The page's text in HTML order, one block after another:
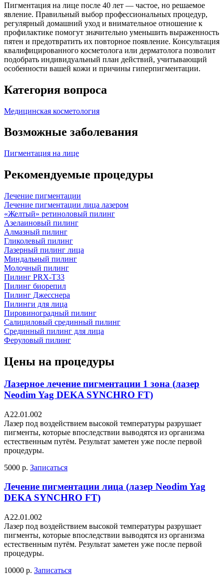
Пигментация на лице после 40 лет — частое, но решаемое
явление. Правильный выбор профессиональных процедур,
регулярный домашний уход и внимательное отношение к
профилактике помогут значительно уменьшить выраженность
пятен и предотвратить их повторное появление. Консультация
квалифицированного косметолога или дерматолога позволит
подобрать индивидуальный план действий, учитывающий
особенности вашей кожи и причины гиперпигментации.
Категория вопроса
Медицинская косметология
Возможные заболевания
Пигментация на лице
Рекомендуемые процедуры
Лечение пигментации
Лечение пигментации лица лазером
«Желтый» ретиноловый пилинг
Азелаиновый пилинг
Алмазный пилинг
Гликолевый пилинг
Лазерный пилинг лица
Миндальный пилинг
Молочный пилинг
Пилинг PRX-T33
Пилинг биорепил
Пилинг Джесснера
Пилинги для лица
Пировиноградный пилинг
Салициловый срединный пилинг
Срединный пилинг для лица
Феруловый пилинг
Цены на процедуры
Лазерное лечение пигментации 1 зона (лазер
Neodim Yag DEKA SYNCHRO FT)
A22.01.002
Лазер под воздействием высокой температуры разрушает
пигменты, которые впоследствии выводятся из организма
естественным путём. Результат заметен уже после первой
процедуры.
5000 р. Записаться
Лечение пигментации лица (лазер Neodim Yag
DEKA SYNCHRO FT)
А22.01.002
Лазер под воздействием высокой температуры разрушает
пигменты, которые впоследствии выводятся из организма
естественным путём. Результат заметен уже после первой
процедуры.
10000 р. Записаться